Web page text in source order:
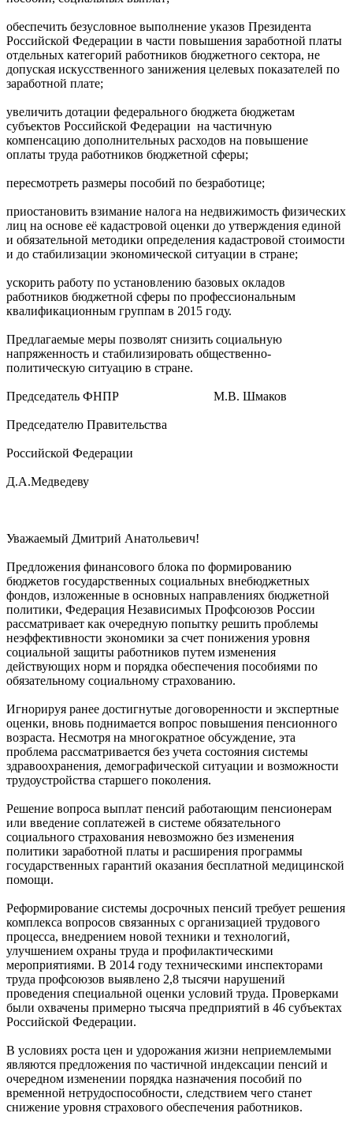
обеспечить безусловное выполнение указов Президента
Российской Федерации в части повышения заработной платы
отдельных категорий работников бюджетного сектора, не
допуская искусственного занижения целевых показателей по
заработной плате;
увеличить дотации федерального бюджета бюджетам
субъектов Российской Федерации на частичную
компенсацию дополнительных расходов на повышение
оплаты труда работников бюджетной сферы;
пересмотреть размеры пособий по безработице;
приостановить взимание налога на недвижимость физических
лиц на основе её кадастровой оценки до утверждения единой
и обязательной методики определения кадастровой стоимости
и до стабилизации экономической ситуации в стране;
ускорить работу по установлению базовых окладов
работников бюджетной сферы по профессиональным
квалификационным группам в 2015 году.
Предлагаемые меры позволят снизить социальную
напряженность и стабилизировать общественно-
политическую ситуацию в стране.
Председатель ФНПР М.В. Шмаков
Председателю Правительства
Российской Федерации
Д.А.Медведеву
Уважаемый Дмитрий Анатольевич!
Предложения финансового блока по формированию
бюджетов государственных социальных внебюджетных
фондов, изложенные в основных направлениях бюджетной
политики, Федерация Независимых Профсоюзов России
рассматривает как очередную попытку решить проблемы
неэффективности экономики за счет понижения уровня
социальной защиты работников путем изменения
действующих норм и порядка обеспечения пособиями по
обязательному социальному страхованию.
Игнорируя ранее достигнутые договоренности и экспертные
оценки, вновь поднимается вопрос повышения пенсионного
возраста. Несмотря на многократное обсуждение, эта
проблема рассматривается без учета состояния системы
здравоохранения, демографической ситуации и возможности
трудоустройства старшего поколения.
Решение вопроса выплат пенсий работающим пенсионерам
или введение соплатежей в системе обязательного
социального страхования невозможно без изменения
политики заработной платы и расширения программы
государственных гарантий оказания бесплатной медицинской
помощи.
Реформирование системы досрочных пенсий требует решения
комплекса вопросов связанных с организацией трудового
процесса, внедрением новой техники и технологий,
улучшением охраны труда и профилактическими
мероприятиями. В 2014 году техническими инспекторами
труда профсоюзов выявлено 2,8 тысячи нарушений
проведения специальной оценки условий труда. Проверками
были охвачены примерно тысяча предприятий в 46 субъектах
Российской Федерации.
В условиях роста цен и удорожания жизни неприемлемыми
являются предложения по частичной индексации пенсий и
очередном изменении порядка назначения пособий по
временной нетрудоспособности, следствием чего станет
снижение уровня страхового обеспечения работников.